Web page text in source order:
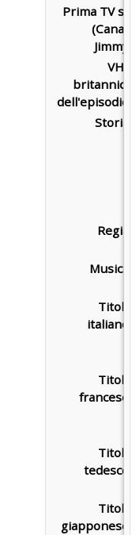
Prima TV su
(Canal)
Jimmy:
VHS
britannica
dell'episodio:
Storia:
Regia:
Musica:
Titolo
italiano:
Titolo
francese:
Titolo
tedesco:
Titolo
giapponese: